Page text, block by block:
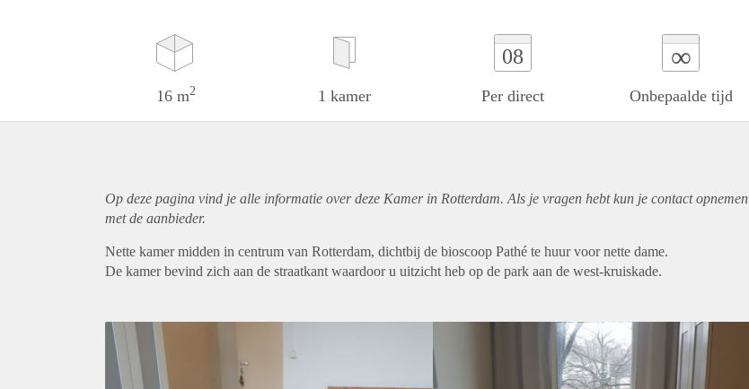
16 m2 1 kamer
08
Per direct
∞
Onbepaalde tijd
Op deze pagina vind je alle informatie over deze Kamer in Rotterdam. Als je vragen hebt kun je contact opnemen
met de aanbieder.
Nette kamer midden in centrum van Rotterdam, dichtbij de bioscoop Pathé te huur voor nette dame.
De kamer bevind zich aan de straatkant waardoor u uitzicht heb op de park aan de west-kruiskade.